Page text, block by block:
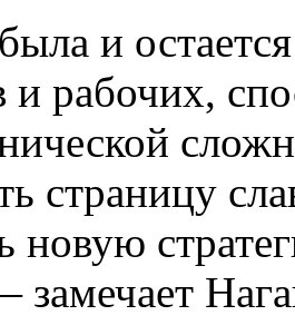
и
рабочих,
страницу
новую
замечает